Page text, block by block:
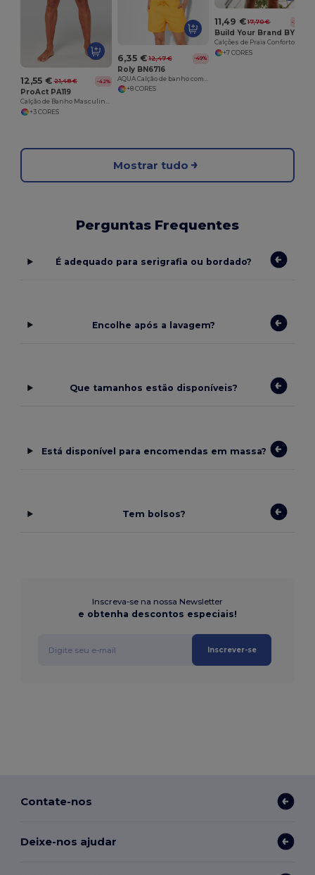
12,55 € 21,48 € -42%
ProAct PA119
Calção de Banho Masculino Secagem Rápida
+3 CORES
6,35 € 12,47 € -49%
Roly BN6716
+8 CORES
11,49 € 17,70 € -35%
Build Your Brand BY050
+7 CORES
Mostrar tudo
Perguntas Frequentes
É adequado para serigrafia ou bordado?
Encolhe após a lavagem?
Que tamanhos estão disponíveis?
Está disponível para encomendas em massa?
Tem bolsos?
Inscreva-se na nossa Newsletter
e obtenha descontos especiais!
Inscrever-se
Contate-nos
Deixe-nos ajudar